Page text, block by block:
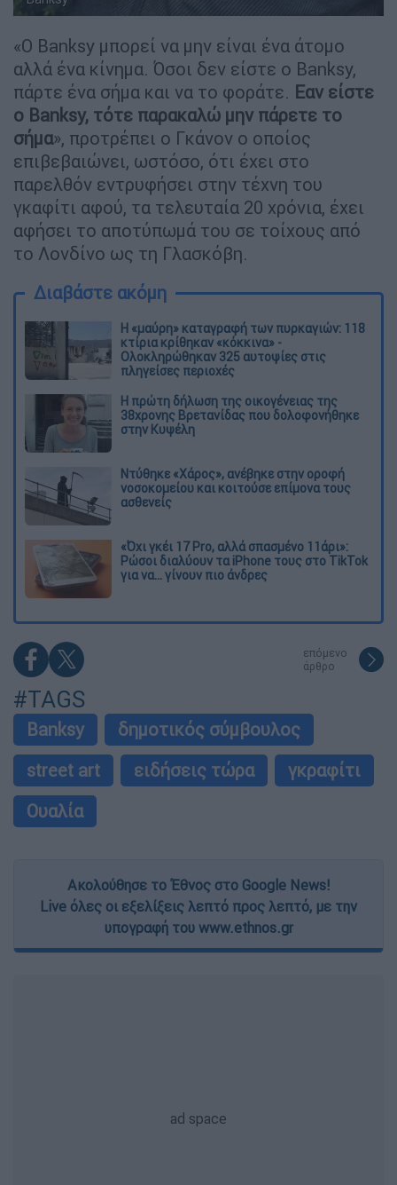
«Ο Banksy μπορεί να μην είναι ένα άτομο
αλλά ένα κίνημα. Όσοι δεν είστε ο Banksy,
πάρτε ένα σήμα και να το φοράτε. Εαν είστε
ο Banksy, τότε παρακαλώ μην πάρετε το
σήμα», προτρέπει ο Γκάνον ο οποίος
επιβεβαιώνει, ωστόσο, ότι έχει στο
παρελθόν εντρυφήσει στην τέχνη του
γκαφίτι αφού, τα τελευταία 20 χρόνια, έχει
αφήσει το αποτύπωμά του σε τοίχους από
το Λονδίνο ως τη Γλασκόβη.
Διαβάστε ακόμη
Η «μαύρη» καταγραφή των πυρκαγιών: 118
κτίρια κρίθηκαν «κόκκινα» -
Ολοκληρώθηκαν 325 αυτοψίες στις
πληγείσες περιοχές
Η πρώτη δήλωση της οικογένειας της
38χρονης Βρετανίδας που δολοφονήθηκε
στην Κυψέλη
Ντύθηκε «Χάρος», ανέβηκε στην οροφή
νοσοκομείου και κοιτούσε επίμονα τους
ασθενείς
«Όχι γκέι 17 Pro, αλλά σπασμένο 11άρι»:
Ρώσοι διαλύουν τα iPhone τους στο TikTok
για να... γίνουν πιο άνδρες
επόμενο
άρθρο
#TAGS
Banksy
δημοτικός σύμβουλος
street art
ειδήσεις τώρα
γκραφίτι
Ουαλία
Ακολούθησε το Έθνος στο Google News!
Live όλες οι εξελίξεις λεπτό προς λεπτό, με την
υπογραφή του www.ethnos.gr